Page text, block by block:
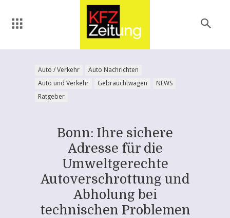
Auto / Verkehr
Auto Nachrichten
Auto und Verkehr
Gebrauchtwagen
NEWS
Ratgeber
Bonn: Ihre sichere
Adresse für die
Umweltgerechte
Autoverschrottung und
Abholung bei
technischen Problemen